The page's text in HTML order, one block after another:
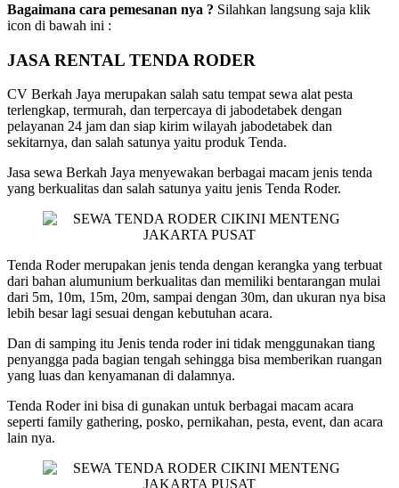
Bagaimana cara pemesanan nya ? Silahkan langsung saja klik
icon di bawah ini :
JASA RENTAL TENDA RODER
CV Berkah Jaya merupakan salah satu tempat sewa alat pesta
terlengkap, termurah, dan terpercaya di jabodetabek dengan
pelayanan 24 jam dan siap kirim wilayah jabodetabek dan
sekitarnya, dan salah satunya yaitu produk Tenda.
Jasa sewa Berkah Jaya menyewakan berbagai macam jenis tenda
yang berkualitas dan salah satunya yaitu jenis Tenda Roder.
Tenda Roder merupakan jenis tenda dengan kerangka yang terbuat
dari bahan alumunium berkualitas dan memiliki bentarangan mulai
dari 5m, 10m, 15m, 20m, sampai dengan 30m, dan ukuran nya bisa
lebih besar lagi sesuai dengan kebutuhan acara.
Dan di samping itu Jenis tenda roder ini tidak menggunakan tiang
penyangga pada bagian tengah sehingga bisa memberikan ruangan
yang luas dan kenyamanan di dalamnya.
Tenda Roder ini bisa di gunakan untuk berbagai macam acara
seperti family gathering, posko, pernikahan, pesta, event, dan acara
lain nya.